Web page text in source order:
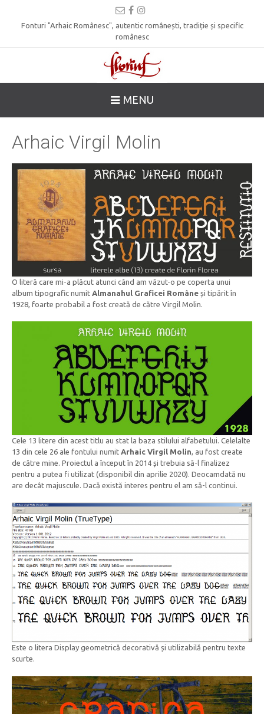
Fonturi "Arhaic Românesc", autentic românești, tradiție și specific
românesc
MENU
Arhaic Virgil Molin
O literă care mi-a plăcut atunci când am văzut-o pe coperta unui
album tipografic numit Almanahul Graficei Române și tipărit în
1928, foarte probabil a fost creată de către Virgil Molin.
Cele 13 litere din acest titlu au stat la baza stilului alfabetului. Celelalte
13 din cele 26 ale fontului numit Arhaic Virgil Molin , au fost create
de către mine. Proiectul a început în 2014 și trebuia să-l finalizez
pentru a putea fi utilizat (disponibil din aprilie 2020). Deocamdată nu
are decât majuscule. Dacă există interes pentru el am să-l continui.
Este o litera Display geometrică decorativă și utilizabilă pentru texte
scurte.